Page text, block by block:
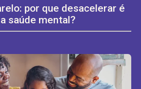
por que desacelerar é
saúde mental?